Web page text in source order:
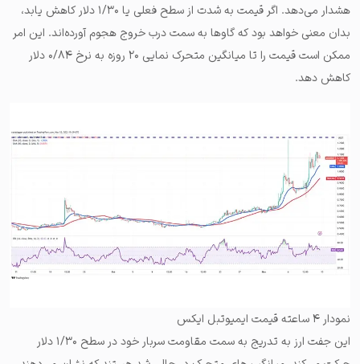
هشدار می‌دهد. اگر قیمت به شدت از سطح فعلی یا ۱/۳۰ دلار کاهش یابد،
بدان معنی خواهد بود که گاوها به سمت درب خروج هجوم آورده‌اند. این امر
ممکن است قیمت را تا میانگین متحرک نمایی ۲۰ روزه به نرخ ۰/۸۴ دلار
کاهش دهد.
نمودار ۴ ساعته قیمت ایمیوتبل ایکس
این جفت ارز به تدریج به سمت مقاومت سربار خود در سطح ۱/۳۰ دلار